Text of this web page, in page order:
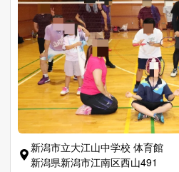
新潟市立大江山中学校 体育館
新潟県新潟市江南区西山491